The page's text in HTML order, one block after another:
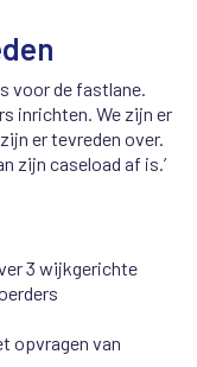
voor de fastlane.
inrichten. We zijn er
er tevreden over.
zijn caseload af is.’
3 wijkgerichte
opvragen van